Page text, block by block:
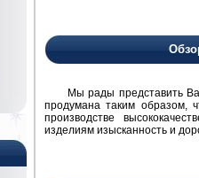
Мы рады представить Вам
продумана таким образом,
производстве
изделиям изысканность и